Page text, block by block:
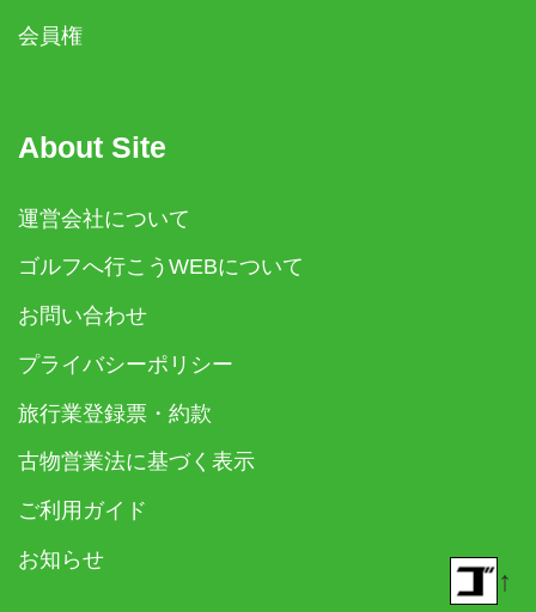
会員権
About Site
運営会社について
ゴルフへ行こうWEBについて
お問い合わせ
プライバシーポリシー
旅行業登録票・約款
古物営業法に基づく表示
ご利用ガイド
お知らせ
↑